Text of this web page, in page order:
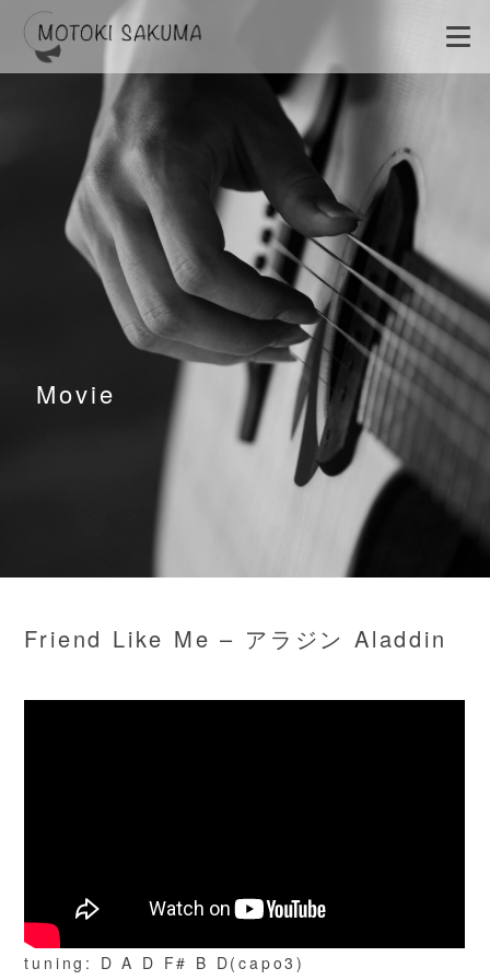
Movie
Friend Like Me – アラジン Aladdin
tuning: D A D F# B D(capo3)